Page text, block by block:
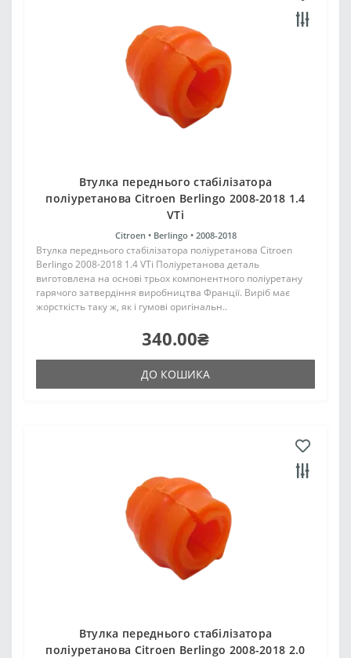
Втулка переднього стабілізатора
поліуретанова Citroen Berlingo 2008-2018 1.4
VTi
Citroen • Berlingo • 2008-2018
Втулка переднього стабілізатора поліуретанова Citroen
Berlingo 2008-2018 1.4 VTi Поліуретанова деталь
виготовлена на основі трьох компонентного поліуретану
гарячого затвердіння виробництва Франції. Виріб має
жорсткість таку ж, як і гумові оригінальн..
340.00₴
ДО КОШИКА
Втулка переднього стабілізатора
поліуретанова Citroen Berlingo 2008-2018 2.0